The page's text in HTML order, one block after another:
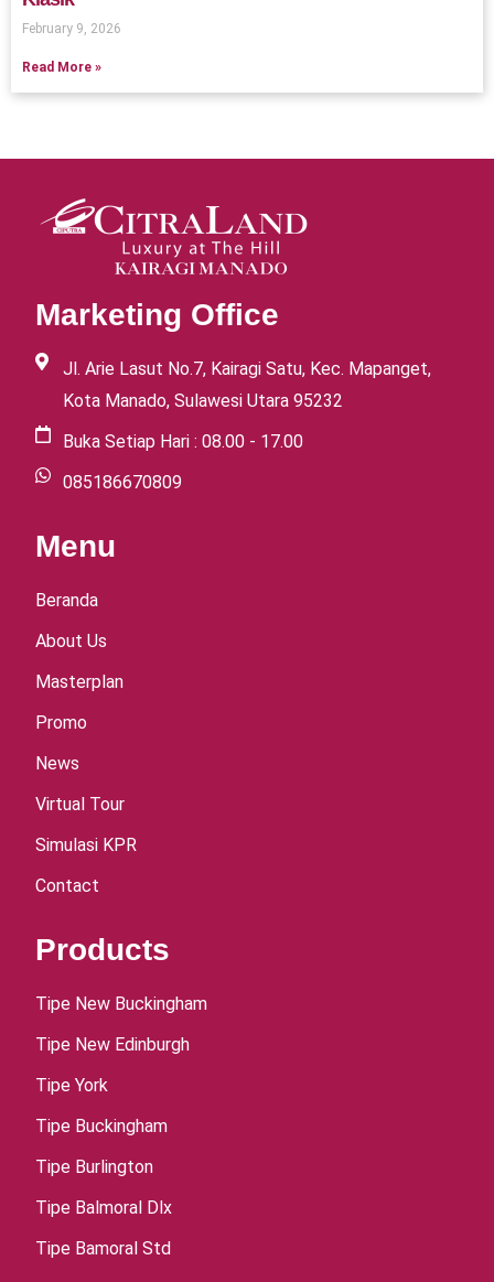
February 9, 2026
Read More »
Marketing Office
Jl. Arie Lasut No.7, Kairagi Satu, Kec. Mapanget,
Kota Manado, Sulawesi Utara 95232
Buka Setiap Hari : 08.00 - 17.00
085186670809
Menu
Beranda
About Us
Masterplan
Promo
News
Virtual Tour
Simulasi KPR
Contact
Products
Tipe New Buckingham
Tipe New Edinburgh
Tipe York
Tipe Buckingham
Tipe Burlington
Tipe Balmoral Dlx
Tipe Bamoral Std